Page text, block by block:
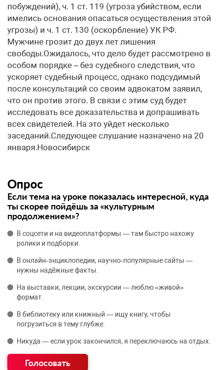
побуждений), ч. 1 ст. 119 (угроза убийством, если
имелись основания опасаться осуществления этой
угрозы) и ч. 1 ст. 130 (оскорбление) УК РФ.
Мужчине грозит до двух лет лишения
свободы.Ожидалось, что дело будет рассмотрено в
особом порядке – без судебного следствия, что
ускоряет судебный процесс, однако подсудимый
после консультаций со своим адвокатом заявил,
что он против этого. В связи с этим суд будет
исследовать все доказательства и допрашивать
всех свидетелей. На это уйдет несколько
заседаний.Следующее слушание назначено на 20
января.Новосибирск
Опрос
Если тема на уроке показалась интересной, куда
ты скорее пойдёшь за «культурным
продолжением»?
В соцсети и на видеоплатформы — там быстро нахожу
ролики и подборки.
В онлайн‑энциклопедии, научно‑популярные сайты —
нужны надёжные факты.
На выставки, лекции, экскурсии — люблю «живой»
формат.
В библиотеку или книжный — ищу книгу, чтобы
погрузиться в тему глубже.
Никуда — если урок закончился, я переключаюсь на отдых.